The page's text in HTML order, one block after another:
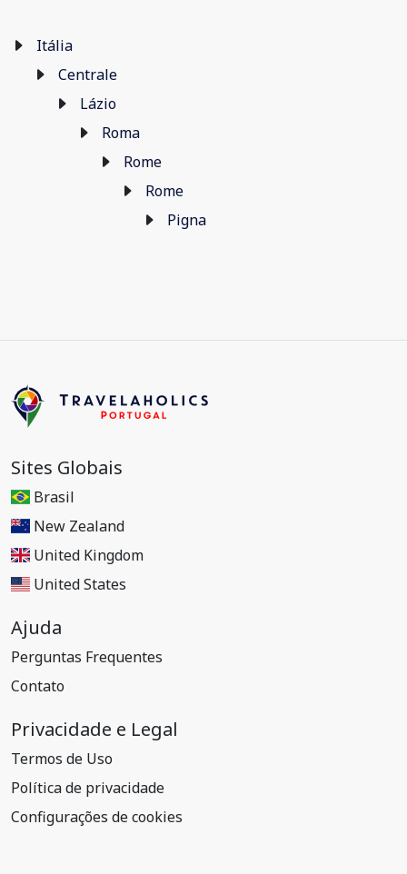
Itália
Centrale
Lázio
Roma
Rome
Rome
Pigna
Sites Globais
Brasil
New Zealand
United Kingdom
United States
Ajuda
Perguntas Frequentes
Contato
Privacidade e Legal
Termos de Uso
Política de privacidade
Configurações de cookies